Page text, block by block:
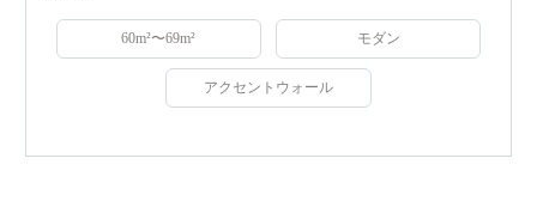
60m²〜69m² モダン
アクセントウォール